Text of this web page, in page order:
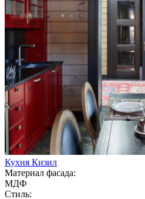
Кухня Кизил
Материал фасада:
МДФ
Стиль: